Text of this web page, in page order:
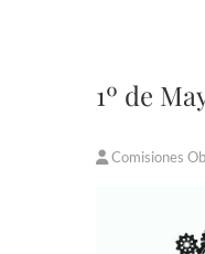
1º de
Comisiones